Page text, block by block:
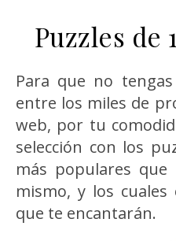
Puzzles de
Para que no
entre los miles de
web, por tu
selección con los
más populares
mismo, y los cuales
que te encantarán.